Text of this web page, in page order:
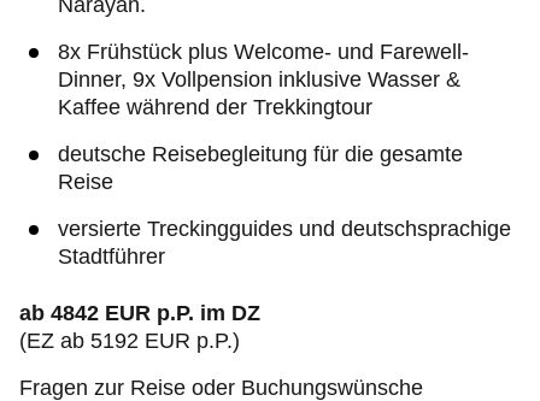
Narayan.
8x Frühstück plus Welcome- und Farewell-
Dinner, 9x Vollpension inklusive Wasser &
Kaffee während der Trekkingtour
deutsche Reisebegleitung für die gesamte
Reise
versierte Treckingguides und deutschsprachige
Stadtführer
ab 4842 EUR p.P. im DZ
(EZ ab 5192 EUR p.P.)
Fragen zur Reise oder Buchungswünsche